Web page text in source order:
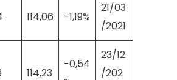
114,06 -1,19%
21/03
/2021
114,23
-0,54
23/12
/202